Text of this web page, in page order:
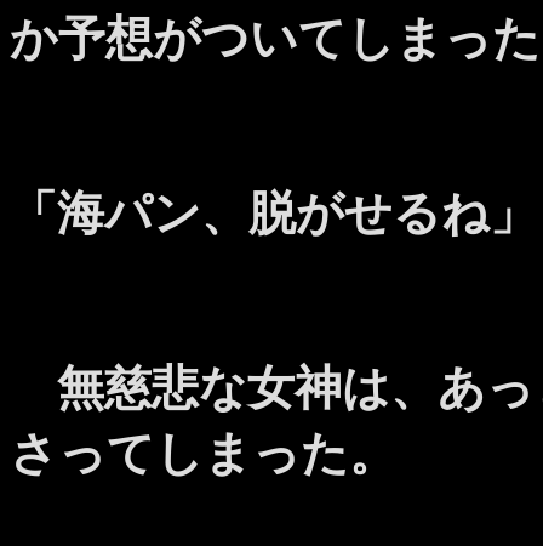
か予想がついてしまっ
「海パン、脱がせるね」
無慈悲な女神は、あ
さってしまった。